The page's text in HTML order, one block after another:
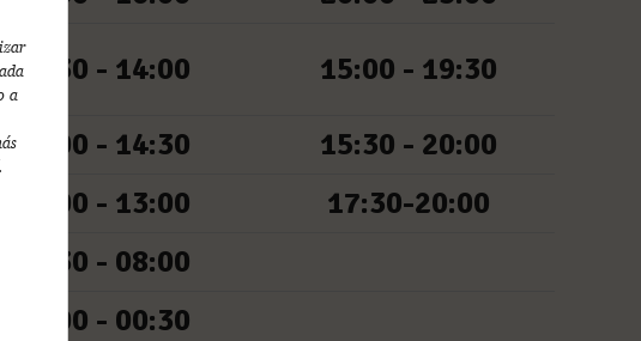
10:30 - 14:00
15:00 - 19:30
11:00 - 14:30
15:30 - 20:00
09:00 - 13:00
17:30-20:00
00:30 - 08:00
08:00 - 00:30
a